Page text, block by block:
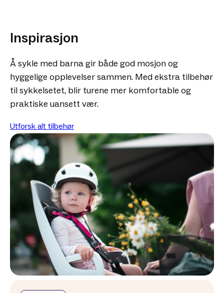
Inspirasjon
Å sykle med barna gir både god mosjon og
hyggelige opplevelser sammen. Med ekstra tilbehør
til sykkelsetet, blir turene mer komfortable og
praktiske uansett vær.
Utforsk alt tilbehør